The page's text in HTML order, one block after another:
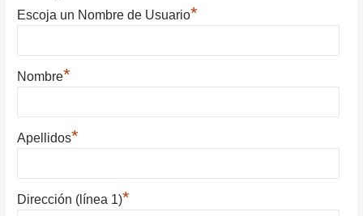
Escoja un Nombre de Usuario*
Nombre*
Apellidos*
Dirección (línea 1)*